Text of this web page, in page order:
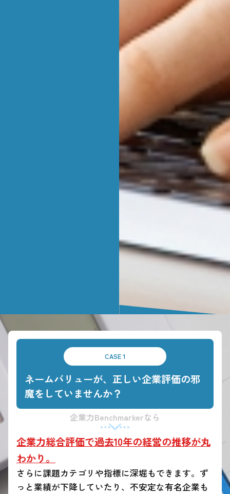
CASE 1
ネームバリューが、正しい企業評価の邪
魔をしていませんか？
企業力Benchmarkerなら
企業力総合評価で過去10年の経営の推移が丸
わかり。
さらに課題カテゴリや指標に深堀もできます。ず
っと業績が下降していたり、不安定な有名企業も